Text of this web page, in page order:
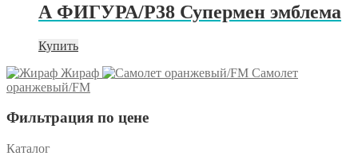
А ФИГУРА/P38 Супермен эмблема
Купить
Жираф
Самолет
оранжевый/FM
Фильтрация по цене
Каталог